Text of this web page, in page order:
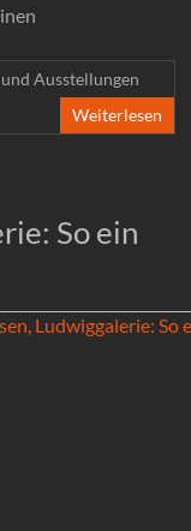
Ausstellungen
Weiterlesen
So ein